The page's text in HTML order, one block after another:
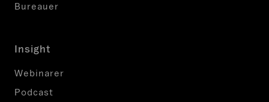
Bureauer
Insight
Webinarer
Podcast